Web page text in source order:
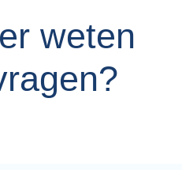
weten